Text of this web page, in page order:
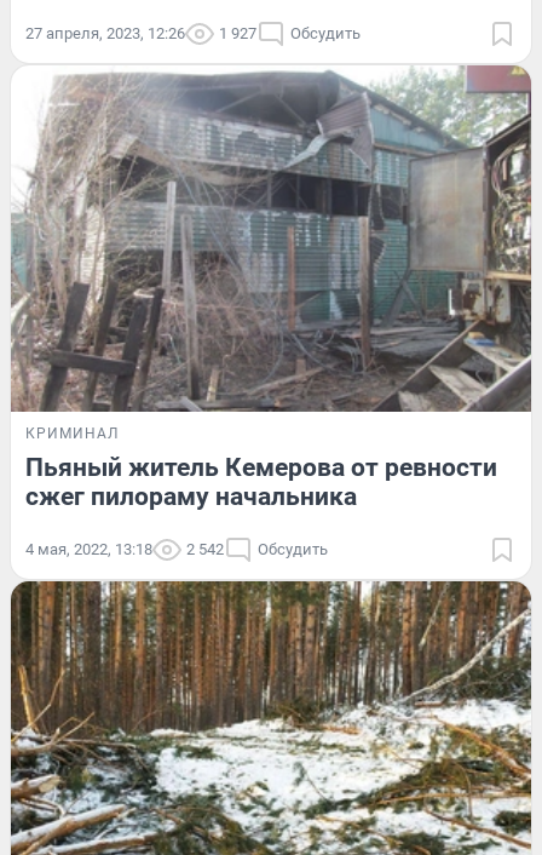
27 апреля, 2023, 12:26 1 927 Обсудить
КРИМИНАЛ
Пьяный житель Кемерова от ревности
сжег пилораму начальника
4 мая, 2022, 13:18 2 542 Обсудить